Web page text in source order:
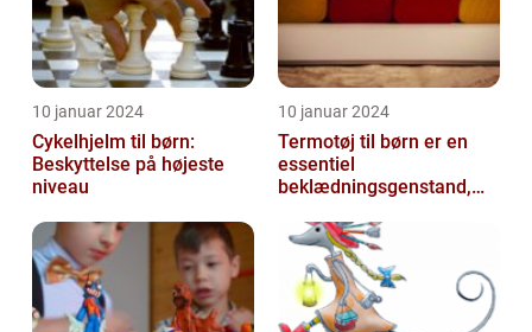
10 januar 2024
Cykelhjelm til børn:
Beskyttelse på højeste
niveau
10 januar 2024
Termotøj til børn er en
essentiel
beklædningsgenstand,
de små varme og besk...